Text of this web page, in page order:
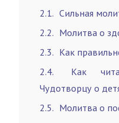
2.1
Сильная
2.2
Молитва о
2.3
Как
2.4
Как
Чудотворцу о
2.5
Молитва о